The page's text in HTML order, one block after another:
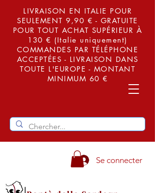
LIVRAISON EN ITALIE POUR
SEULEMENT 9,90 € - GRATUITE
POUR TOUT ACHAT SUPÉRIEUR À
130 € (Italie uniquement)
COMMANDES PAR TÉLÉPHONE
ACCEPTÉES - LIVRAISON DANS
TOUTE L'EUROPE - MONTANT
MINIMUM 60 €
Se connecter